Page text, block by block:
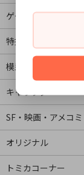
ゲームキャラクター
特撮・ヒーロー
模型・ミニチュア
キャラクター
SF・映画・アメコミ
オリジナル
トミカコーナー